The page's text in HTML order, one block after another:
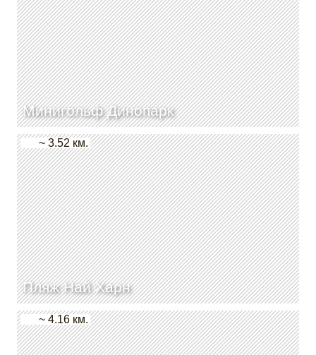
Минигольф Динопарк
Пляж Най Харн
~ 3.52 км.
~ 4.16 км.